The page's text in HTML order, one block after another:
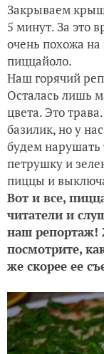
Закрываем
5 минут. За это
очень похожа
пиццайоло.
Наш горячий
Осталась лишь
цвета. Это
базилик, но у
будем
петрушку и
пиццы и
Вот и все,
читатели и
наш репортаж!
посмотрите,
же скорее ее